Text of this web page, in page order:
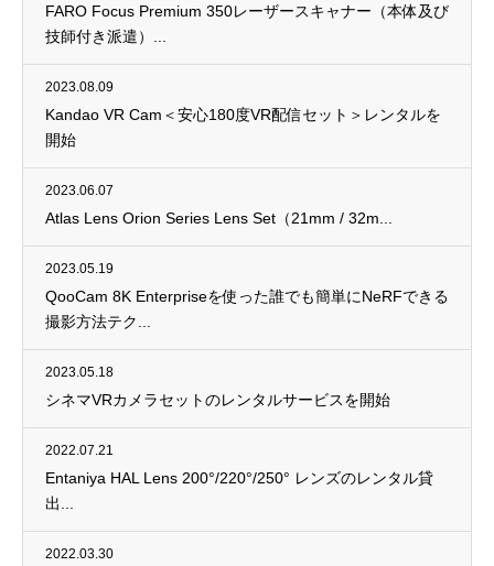
FARO Focus Premium 350レーザースキャナー（本体及び
技師付き派遣）...
2023.08.09
Kandao VR Cam＜安心180度VR配信セット＞レンタルを
開始
2023.06.07
Atlas Lens Orion Series Lens Set（21mm / 32m...
2023.05.19
QooCam 8K Enterpriseを使った誰でも簡単にNeRFできる
撮影方法テク...
2023.05.18
シネマVRカメラセットのレンタルサービスを開始
2022.07.21
Entaniya HAL Lens 200°/220°/250° レンズのレンタル貸
出...
2022.03.30